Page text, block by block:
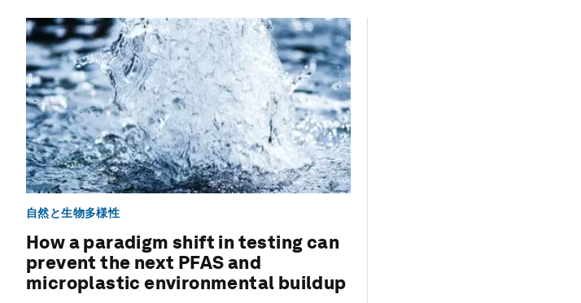
自然と生物多様性
How a paradigm shift in testing can
prevent the next PFAS and
microplastic environmental buildup